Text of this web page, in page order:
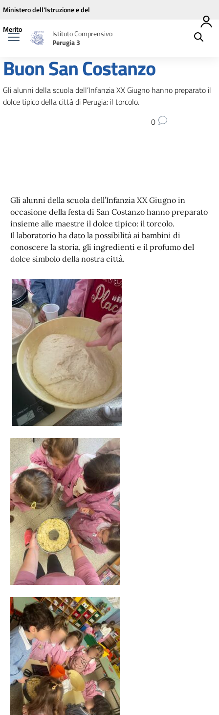
Vai ai contenuti
Vai al menu di navigazione
Vai al footer
Ministero dell'Istruzione e del
Merito
Istituto Comprensivo
Perugia 3
Buon San Costanzo
Gli alunni della scuola dell’Infanzia XX Giugno hanno preparato il
dolce tipico della città di Perugia: il torcolo.
0
Gli alunni della scuola dell’Infanzia XX Giugno in
occasione della festa di San Costanzo hanno preparato
insieme alle maestre il dolce tipico: il torcolo.
Il laboratorio ha dato la possibilità ai bambini di
conoscere la storia, gli ingredienti e il profumo del
dolce simbolo della nostra città.